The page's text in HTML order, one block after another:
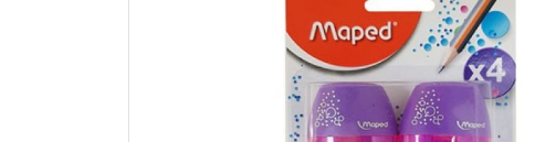
ആർട്ട് മെറ്റീരിയലുകൾ
DIY മെറ്റീരിയലുകൾ
ആർട്സ് & കരകൗശല ഉപകരണങ്ങൾ
സ്റ്റിക്കർ പോസ്റ്റർ